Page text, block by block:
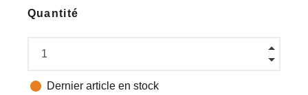
Quantité
 Dernier article en stock